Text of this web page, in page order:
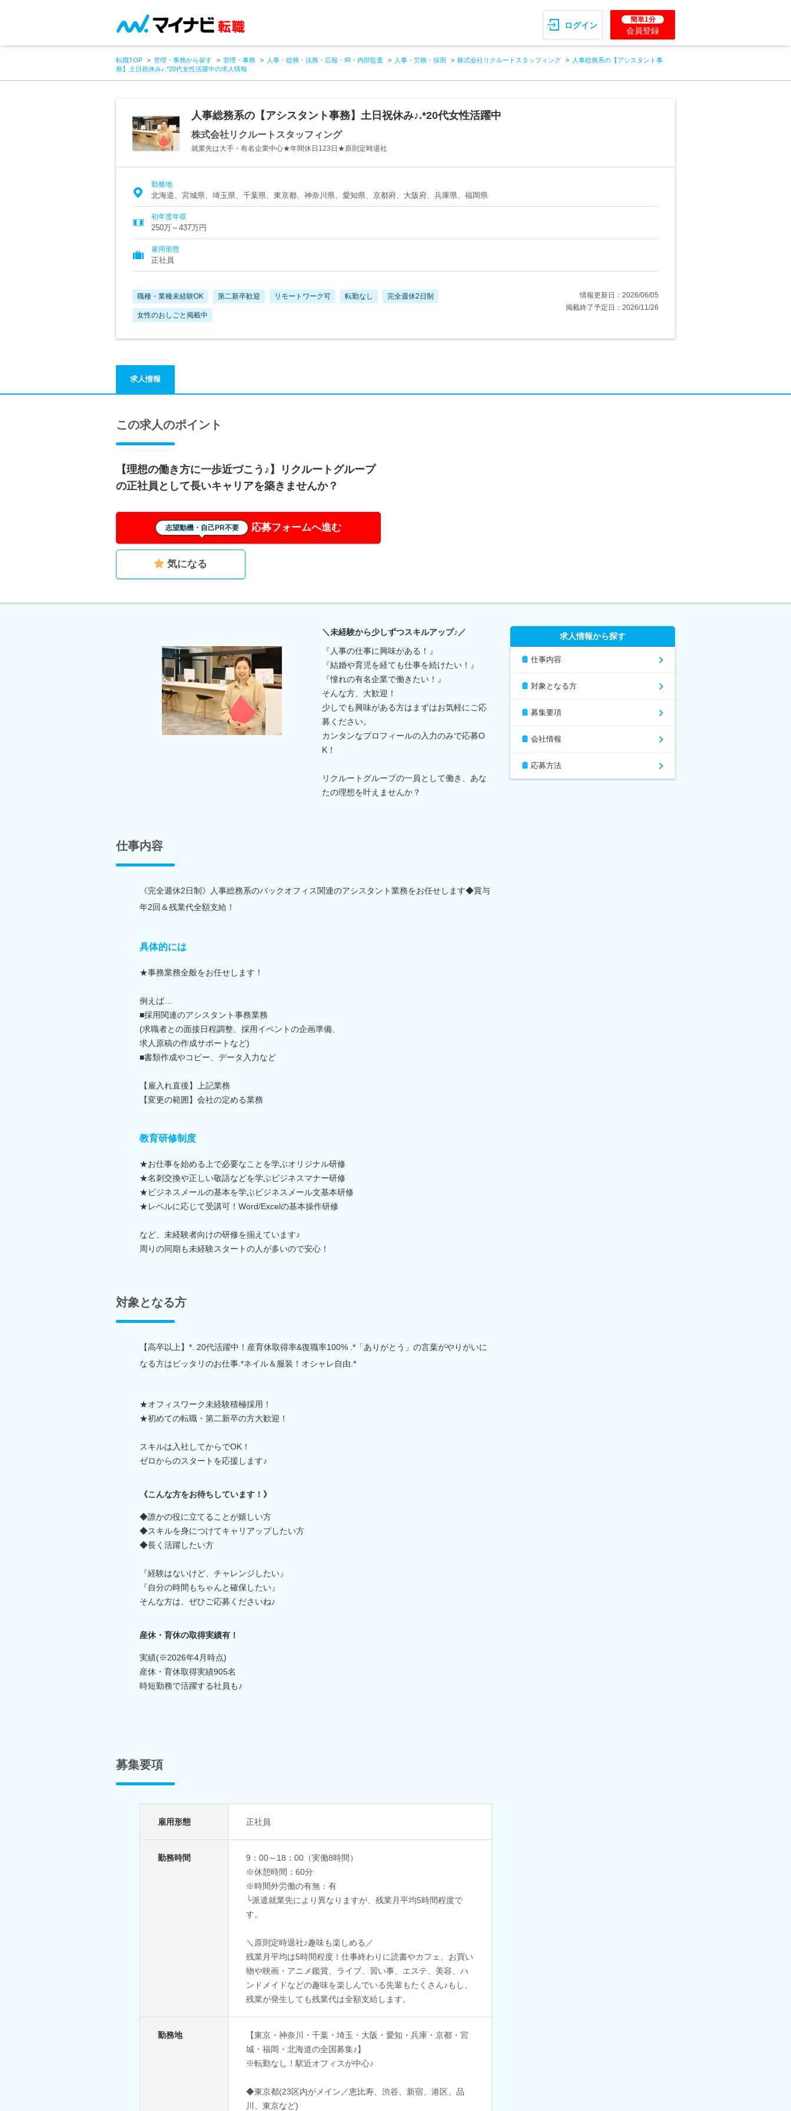
ログイン
簡単1分
会員登録
転職TOP 管理・事務から探す 管理・事務 人事・総務・法務・広報・IR・内部監査 人事・労務・採用 株式会社リクルートスタッフィング
人事総務系の【アシスタント事
務】土日祝休み♪.*20代女性活躍中の求人情報
人事総務系の【アシスタント事務】土日祝休み♪.*20代女性活躍中
株式会社リクルートスタッフィング
就業先は大手・有名企業中心★年間休日123日★原則定時退社
勤務地
北海道、宮城県、埼玉県、千葉県、東京都、神奈川県、愛知県、京都府、大阪府、兵庫県、福岡県
初年度年収
250万～437万円
雇用形態
正社員
職種・業種未経験OK 第二新卒歓迎 リモートワーク可 転勤なし 完全週休2日制
女性のおしごと掲載中
情報更新日：2026/06/05
掲載終了予定日：2026/11/26
求人情報
この求人のポイント
【理想の働き方に一歩近づこう♪】リクルートグループ
の正社員として長いキャリアを築きませんか？
志望動機・自己PR不要 応募フォームへ進む
気になる
＼未経験から少しずつスキルアップ♪／
『人事の仕事に興味がある！』
『結婚や育児を経ても仕事を続けたい！』
『憧れの有名企業で働きたい！』
そんな方、大歓迎！
少しでも興味がある方はまずはお気軽にご応
募ください。
カンタンなプロフィールの入力のみで応募O
K！
リクルートグループの一員として働き、あな
たの理想を叶えませんか？
仕事内容
《完全週休2日制》人事総務系のバックオフィス関連のアシスタント業務をお任せします◆賞与
年2回＆残業代全額支給！
具体的には
★事務業務全般をお任せします！
例えば…
■採用関連のアシスタント事務業務
(求職者との面接日程調整、採用イベントの企画準備、
求人原稿の作成サポートなど)
■書類作成やコピー、データ入力など
【雇入れ直後】上記業務
【変更の範囲】会社の定める業務
教育研修制度
★お仕事を始める上で必要なことを学ぶオリジナル研修
★名刺交換や正しい敬語などを学ぶビジネスマナー研修
★ビジネスメールの基本を学ぶビジネスメール文基本研修
★レベルに応じて受講可！Word/Excelの基本操作研修
など、未経験者向けの研修を揃えています♪
周りの同期も未経験スタートの人が多いので安心！
対象となる方
【高卒以上】*. 20代活躍中！産育休取得率&復職率100% .*「ありがとう」の言葉がやりがいに
なる方はピッタリのお仕事.*ネイル＆服装！オシャレ自由.*
★オフィスワーク未経験積極採用！
★初めての転職・第二新卒の方大歓迎！
スキルは入社してからでOK！
ゼロからのスタートを応援します♪
《こんな方をお待ちしています！》
◆誰かの役に立てることが嬉しい方
◆スキルを身につけてキャリアップしたい方
◆長く活躍したい方
『経験はないけど、チャレンジしたい』
『自分の時間もちゃんと確保したい』
そんな方は、ぜひご応募くださいね♪
産休・育休の取得実績有！
実績(※2026年4月時点)
産休・育休取得実績905名
時短勤務で活躍する社員も♪
募集要項
雇用形態 正社員
勤務時間
9：00～18：00（実働8時間）
※休憩時間：60分
※時間外労働の有無：有
└派遣就業先により異なりますが、残業月平均5時間程度で
す。
＼原則定時退社♪趣味も楽しめる／
残業月平均は5時間程度！仕事終わりに読書やカフェ、お買い
物や映画・アニメ鑑賞、ライブ、習い事、エステ、美容、ハ
ンドメイドなどの趣味を楽しんでいる先輩もたくさん♪もし、
残業が発生しても残業代は全額支給します。
勤務地
【東京・神奈川・千葉・埼玉・大阪・愛知・兵庫・京都・宮
城・福岡・北海道の全国募集♪】
※転勤なし！駅近オフィスが中心♪
◆東京都(23区内がメイン／恵比寿、渋谷、新宿、港区、品
川、東京など)
求人情報から探す
仕事内容
対象となる方
募集要項
会社情報
応募方法